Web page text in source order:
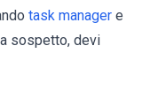
task manager e
sospetto, devi